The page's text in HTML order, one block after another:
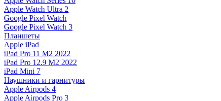
Apple Watch Ultra 2
Google Pixel Watch
Google Pixel Watch 3
Планшеты
Apple iPad
iPad Pro 11 M2 2022
iPad Pro 12.9 M2 2022
iPad Mini 7
Наушники и гарнитуры
Apple Airpods 4
Apple Airpods Pro 3